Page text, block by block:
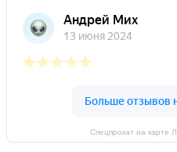
Спецпрокат на карте